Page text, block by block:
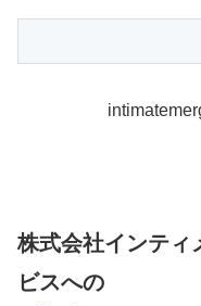
株式会社インティ
ビスへの